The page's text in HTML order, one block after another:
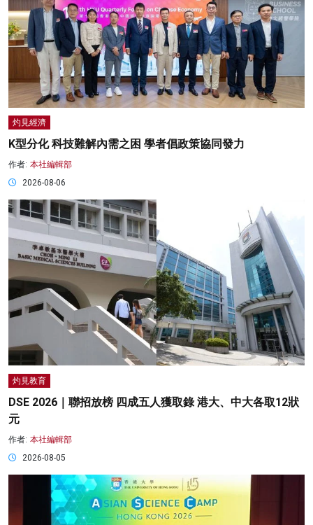
灼見經濟
K型分化 科技難解內需之困 學者倡政策協同發力
作者: 本社編輯部
2026-08-06
灼見教育
DSE 2026｜聯招放榜 四成五人獲取錄 港大、中大各取12狀
元
作者: 本社編輯部
2026-08-05